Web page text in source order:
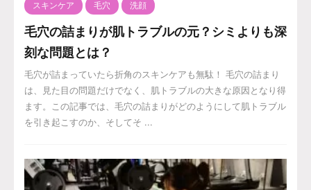
スキンケア 毛穴 洗顔
毛穴の詰まりが肌トラブルの元？シミよりも深
刻な問題とは？
毛穴が詰まっていたら折角のスキンケアも無駄！ 毛穴の詰まり
は、見た目の問題だけでなく、肌トラブルの大きな原因となり得
ます。この記事では、毛穴の詰まりがどのようにして肌トラブル
を引き起こすのか、そしてそ ...